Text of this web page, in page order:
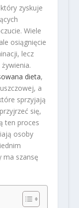
zyskuje
Wiele
osiągnięcie
lecz
dieta,
a
sprzyjają
się,
ten proces
osoby
ma szansę